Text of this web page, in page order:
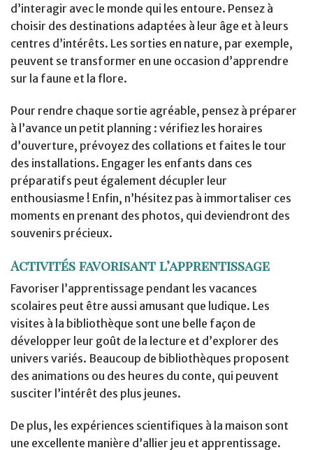
d’interagir avec le monde qui les entoure. Pensez à
choisir des destinations adaptées à leur âge et à leurs
centres d’intérêts. Les sorties en nature, par exemple,
peuvent se transformer en une occasion d’apprendre
sur la faune et la flore.
Pour rendre chaque sortie agréable, pensez à préparer
à l’avance un petit planning : vérifiez les horaires
d’ouverture, prévoyez des collations et faites le tour
des installations. Engager les enfants dans ces
préparatifs peut également décupler leur
enthousiasme ! Enfin, n’hésitez pas à immortaliser ces
moments en prenant des photos, qui deviendront des
souvenirs précieux.
Activités favorisant l’apprentissage
Favoriser l’apprentissage pendant les vacances
scolaires peut être aussi amusant que ludique. Les
visites à la bibliothèque sont une belle façon de
développer leur goût de la lecture et d’explorer des
univers variés. Beaucoup de bibliothèques proposent
des animations ou des heures du conte, qui peuvent
susciter l’intérêt des plus jeunes.
De plus, les expériences scientifiques à la maison sont
une excellente manière d’allier jeu et apprentissage.